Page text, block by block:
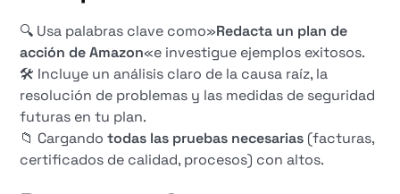
🔍 Usa palabras clave como»Redacta un plan de
acción de Amazon«e investigue ejemplos exitosos.
🛠️ Incluye un análisis claro de la causa raíz, la
resolución de problemas y las medidas de seguridad
futuras en tu plan.
📁 Cargandotodas las pruebas necesarias (facturas,
certificados de calidad, procesos) con altos.